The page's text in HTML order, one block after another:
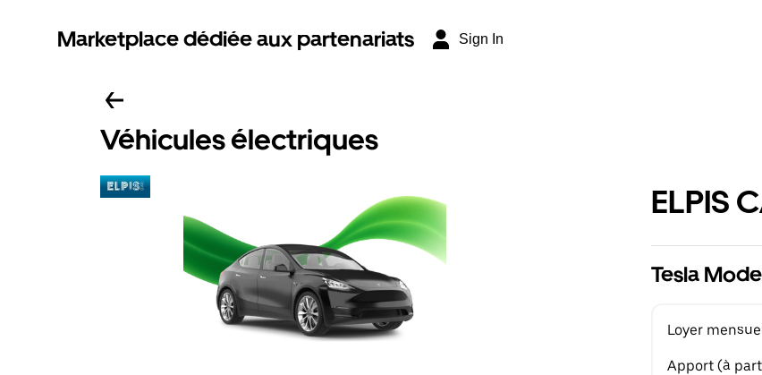
Marketplace dédiée aux partenariats Sign In
Véhicules électriques
ELPIS
Tesla
Loyer
Apport (à